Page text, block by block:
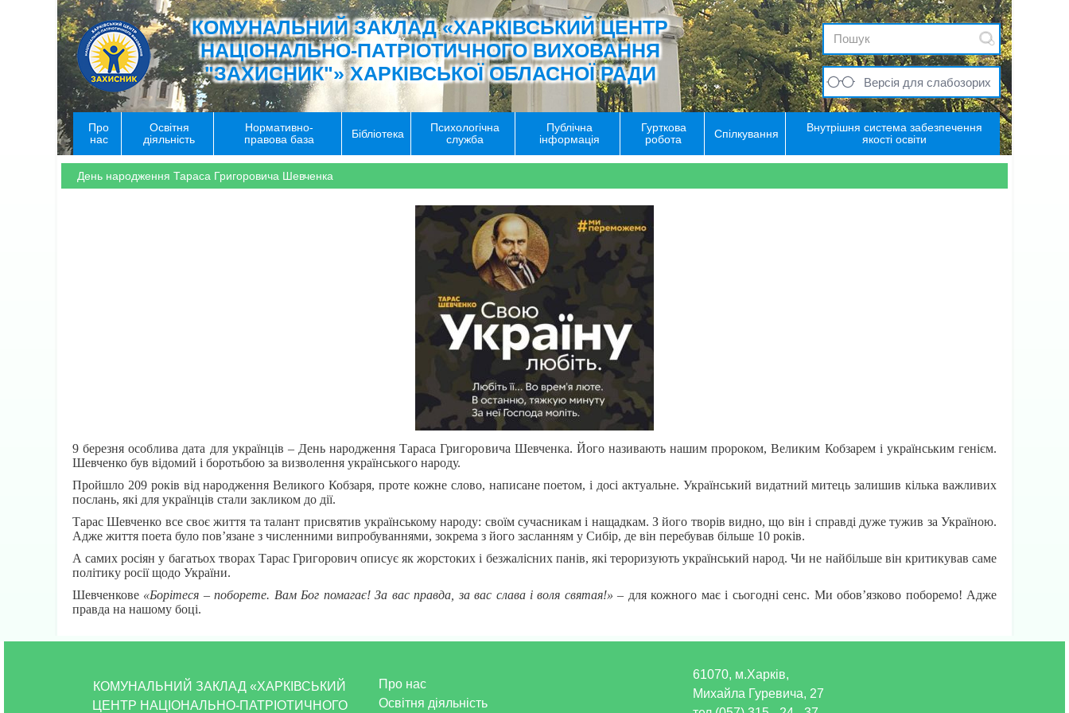
КОМУНАЛЬНИЙ ЗАКЛАД «ХАРКІВСЬКИЙ ЦЕНТР
НАЦІОНАЛЬНО-ПАТРІОТИЧНОГО ВИХОВАННЯ
"ЗАХИСНИК"» ХАРКІВСЬКОЇ ОБЛАСНОЇ РАДИ
Версія для слабозорих
Про
нас
Освітня
діяльність
Нормативно-
правова база
Бібліотека
Психологічна
служба
Публічна
інформація
Гурткова
робота
Спілкування
Внутрішня система забезпечення
якості освіти
День народження Тараса Григоровича Шевченка
9 березня особлива дата для українців – День народження Тараса Григоровича Шевченка. Його називають нашим пророком, Великим Кобзарем і українським генієм.
Шевченко був відомий і боротьбою за визволення українського народу.
Пройшло 209 років від народження Великого Кобзаря, проте кожне слово, написане поетом, і досі актуальне. Український видатний митець залишив кілька важливих
послань, які для українців стали закликом до дії.
Тарас Шевченко все своє життя та талант присвятив українському народу: своїм сучасникам і нащадкам. З його творів видно, що він і справді дуже тужив за Україною.
Адже життя поета було пов’язане з численними випробуваннями, зокрема з його засланням у Сибір, де він перебував більше 10 років.
А самих росіян у багатьох творах Тарас Григорович описує як жорстоких і безжалісних панів, які тероризують український народ. Чи не найбільше він критикував саме
політику росії щодо України.
Шевченкове «Борітеся – поборете. Вам Бог помагає! За вас правда, за вас слава і воля святая!» – для кожного має і сьогодні сенс. Ми обов’язково поборемо! Адже
правда на нашому боці.
КОМУНАЛЬНИЙ ЗАКЛАД «ХАРКІВСЬКИЙ
ЦЕНТР НАЦІОНАЛЬНО-ПАТРІОТИЧНОГО
Про нас
Освітня діяльність
61070, м.Харків,
Михайла Гуревича, 27